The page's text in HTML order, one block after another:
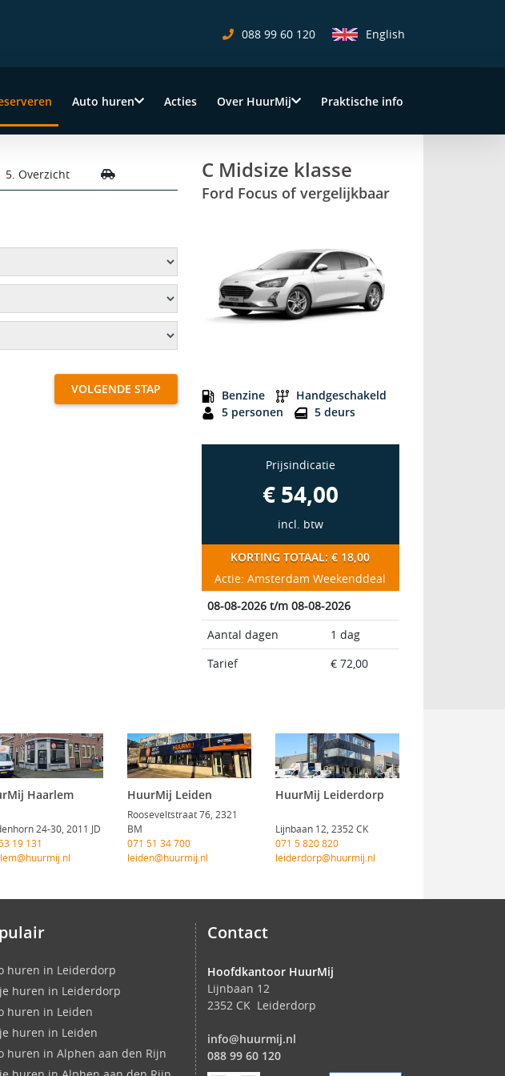
088 99 60 120 English
Auto huren Acties Over HuurMij Praktische info
5. Overzicht
VOLGENDE STAP
C Midsize klasse
Ford Focus of vergelijkbaar
Benzine
Handgeschakeld
5 personen
5 deurs
Prijsindicatie
€ 54,00
incl. btw
KORTING TOTAAL: € 18,00
Actie: Amsterdam Weekenddeal
08-08-2026 t/m 08-08-2026
Aantal dagen
1 dag
Tarief
€ 72,00
Haarlem
24-30, 2011 JD
19 131
HuurMij Leiden
Rooseveltstraat 76, 2321
BM
071 51 34 700
leiden@huurmij.nl
HuurMij Leiderdorp
Lijnbaan 12, 2352 CK
071 5 820 820
leiderdorp@huurmij.nl
huren in Leiderdorp
huren in Leiderdorp
huren in Leiden
huren in Leiden
huren in Alphen aan den Rijn
Contact
Hoofdkantoor HuurMij
Lijnbaan 12
2352 CK Leiderdorp
info@huurmij.nl
088 99 60 120